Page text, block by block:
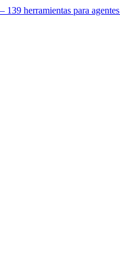
herramientas para